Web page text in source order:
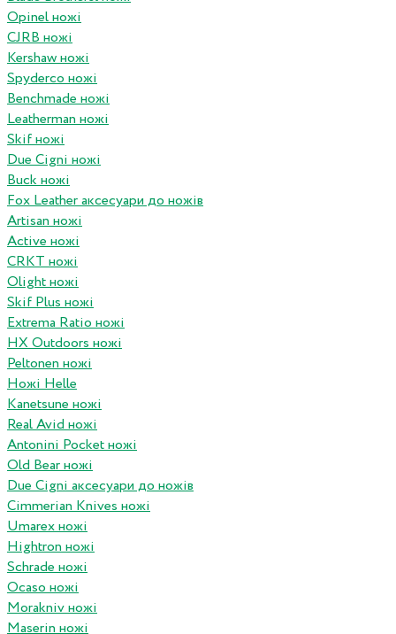
Opinel ножі
CJRB ножі
Kershaw ножі
Spyderco ножі
Benchmade ножі
Leatherman ножі
Skif ножі
Due Cigni ножі
Buck ножі
Fox Leather аксесуари до ножів
Artisan ножі
Active ножі
CRKT ножі
Olight ножі
Skif Plus ножі
Extrema Ratio ножі
HX Outdoors ножі
Peltonen ножі
Ножі Helle
Kanetsune ножі
Real Avid ножі
Antonini Pocket ножі
Old Bear ножі
Due Cigni аксесуари до ножів
Cimmerian Knives ножі
Umarex ножі
Hightron ножі
Schrade ножі
Ocaso ножі
Morakniv ножі
Maserin ножі